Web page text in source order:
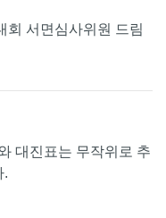
회 서면심사위원 드림
대진표는 무작위로 추
.